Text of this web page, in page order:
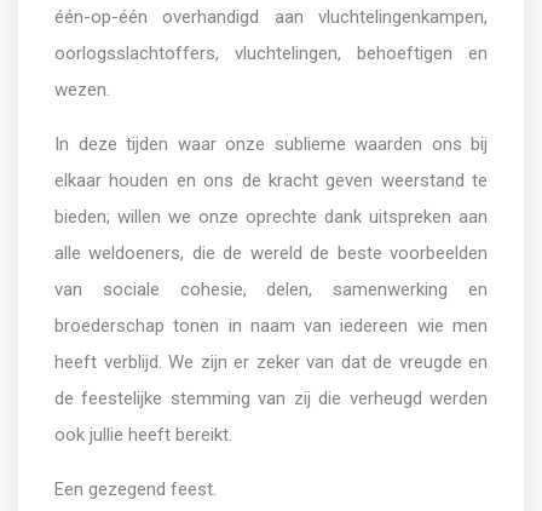
één-op-één overhandigd aan vluchtelingenkampen,
oorlogsslachtoffers, vluchtelingen, behoeftigen en
wezen.
In deze tijden waar onze sublieme waarden ons bij
elkaar houden en ons de kracht geven weerstand te
bieden; willen we onze oprechte dank uitspreken aan
alle weldoeners, die de wereld de beste voorbeelden
van sociale cohesie, delen, samenwerking en
broederschap tonen in naam van iedereen wie men
heeft verblijd. We zijn er zeker van dat de vreugde en
de feestelijke stemming van zij die verheugd werden
ook jullie heeft bereikt.
Een gezegend feest.